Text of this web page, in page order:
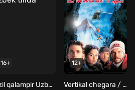
16+
Qizil qalampir Uzbek tilida
12+
Vertikal chegara / Tikka / Ikki yo'l adog'i Uzbek Tilida